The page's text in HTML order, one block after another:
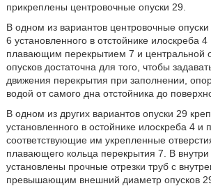
прикреплены центровочные опуски 29.
В одном из вариантов центровочные
6 установленного в отстойнике илоскреба
плавающим перекрытием 7 и центральной
опусков достаточна для того, чтобы
движения перекрытия при заполнении,
водой от самого дна отстойника до
В одном из других вариантов опуски 29
установленного в остойнике илоскреба 4 и
соответствующие им укрепленные
плавающего кольца перекрытия 7. В внутри
установлены прочные отрезки труб с
превышающим внешний диаметр опусков